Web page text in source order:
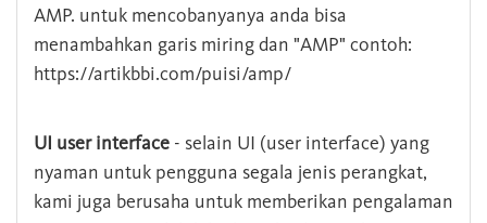
AMP. untuk mencobanyanya anda bisa
menambahkan garis miring dan "AMP" contoh:
https://artikbbi.com/puisi/amp/
UI user interface - selain UI (user interface) yang
nyaman untuk pengguna segala jenis perangkat,
kami juga berusaha untuk memberikan pengalaman